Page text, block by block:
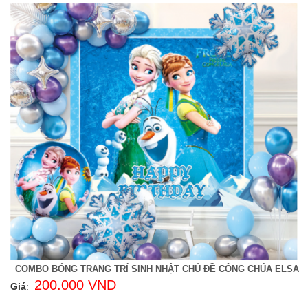
COMBO BÓNG TRANG TRÍ SINH NHẬT CHỦ ĐỀ CÔNG CHÚA ELSA
Giá: 200.000 VND